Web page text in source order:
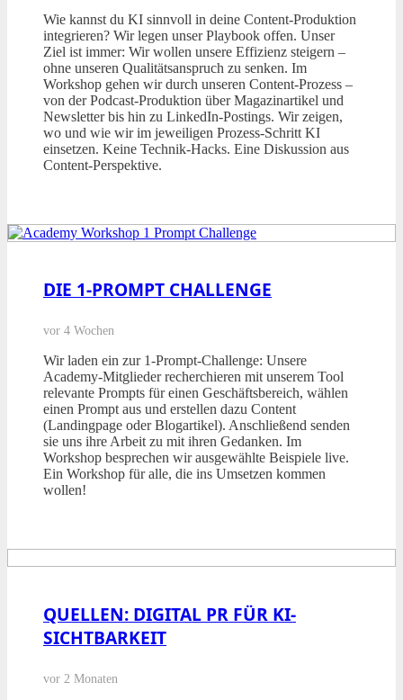
Wie kannst du KI sinnvoll in deine Content-Produktion
integrieren? Wir legen unser Playbook offen. Unser
Ziel ist immer: Wir wollen unsere Effizienz steigern –
ohne unseren Qualitätsanspruch zu senken. Im
Workshop gehen wir durch unseren Content-Prozess –
von der Podcast-Produktion über Magazinartikel und
Newsletter bis hin zu LinkedIn-Postings. Wir zeigen,
wo und wie wir im jeweiligen Prozess-Schritt KI
einsetzen. Keine Technik-Hacks. Eine Diskussion aus
Content-Perspektive.
DIE 1-PROMPT CHALLENGE
vor 4 Wochen
Wir laden ein zur 1-Prompt-Challenge: Unsere
Academy-Mitglieder recherchieren mit unserem Tool
relevante Prompts für einen Geschäftsbereich, wählen
einen Prompt aus und erstellen dazu Content
(Landingpage oder Blogartikel). Anschließend senden
sie uns ihre Arbeit zu mit ihren Gedanken. Im
Workshop besprechen wir ausgewählte Beispiele live.
Ein Workshop für alle, die ins Umsetzen kommen
wollen!
QUELLEN: DIGITAL PR FÜR KI-
SICHTBARKEIT
vor 2 Monaten